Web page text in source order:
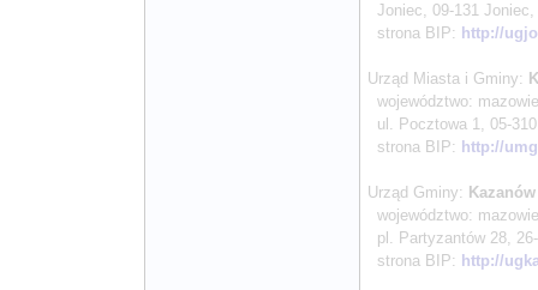
Joniec, 09-131
strona BIP: http://
Urząd Miasta i Gminy:
województwo:
ul. Pocztowa 1, 05-
strona BIP: http://
Urząd Gminy: Kazanów
województwo:
pl. Partyzantów 28,
strona BIP: http://